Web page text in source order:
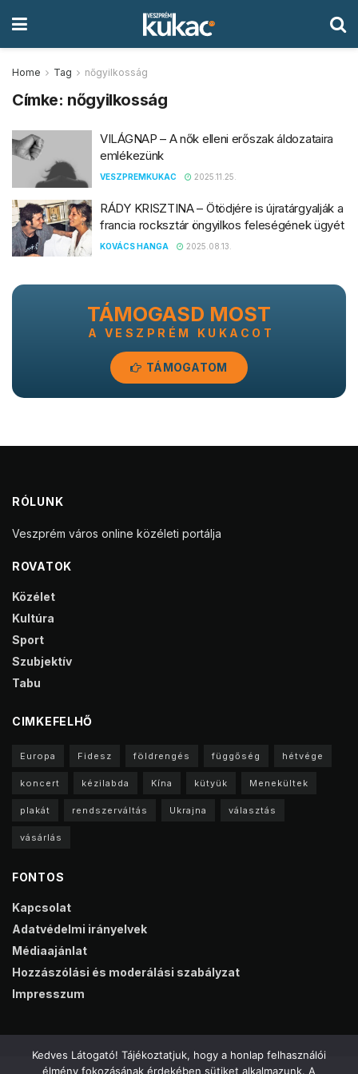
Home Tag nőgyilkosság
Címke: nőgyilkosság
VILÁGNAP – A nők elleni erőszak áldozataira
emlékezünk
VESZPREMKUKAC 2025.11.25.
RÁDY KRISZTINA – Ötödjére is újratárgyalják a
francia rocksztár öngyilkos feleségének ügyét
KOVÁCS HANGA 2025.08.13.
TÁMOGASD MOST
A VESZPRÉM KUKACOT
TÁMOGATOM
RÓLUNK
Veszprém város online közéleti portálja
ROVATOK
Közélet
Kultúra
Sport
Szubjektív
Tabu
CIMKEFELHŐ
Europa Fidesz földrengés függőség hétvége
koncert kézilabda Kína kütyük Menekültek
plakát rendszerváltás Ukrajna választás
vásárlás
FONTOS
Kapcsolat
Adatvédelmi irányelvek
Médiaajánlat
Hozzászólási és moderálási szabályzat
Impresszum
Kedves Látogató! Tájékoztatjuk, hogy a honlap felhasználói
élmény fokozásának érdekében sütiket alkalmazunk. A